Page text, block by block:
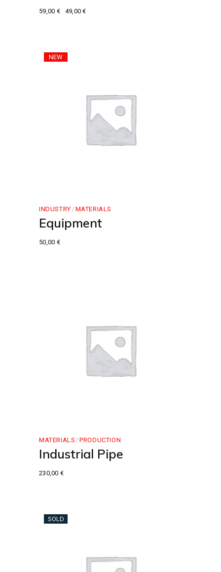
59,00 €
Le
49,00€
Le
NEW
INDUSTRY MATERIALS
Equipment
50,00 €
MATERIALS PRODUCTION
Industrial Pipe
230,00 €
SOLD